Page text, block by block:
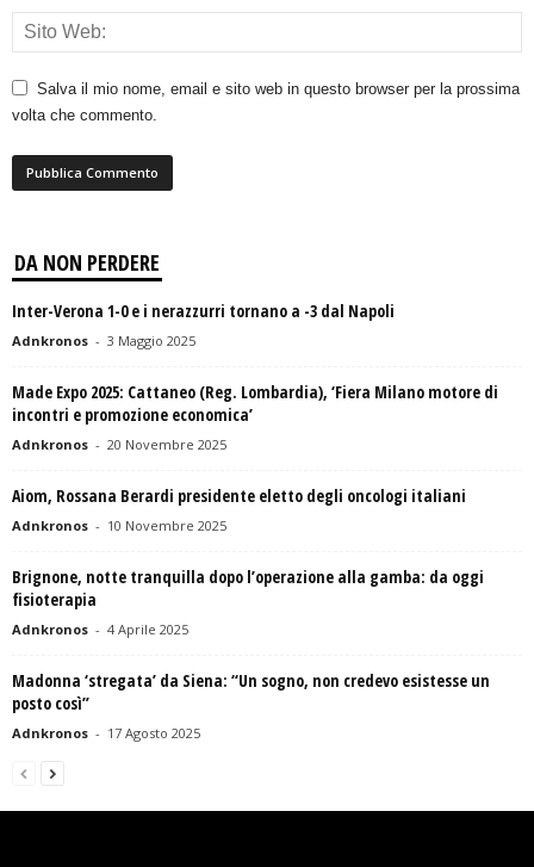
Salva il mio nome, email e sito web in questo browser per la prossima
volta che commento.
DA NON PERDERE
Inter-Verona 1-0 e i nerazzurri tornano a -3 dal Napoli
Adnkronos - 3 Maggio 2025
Made Expo 2025: Cattaneo (Reg. Lombardia), ‘Fiera Milano motore di
incontri e promozione economica’
Adnkronos - 20 Novembre 2025
Aiom, Rossana Berardi presidente eletto degli oncologi italiani
Adnkronos - 10 Novembre 2025
Brignone, notte tranquilla dopo l’operazione alla gamba: da oggi
fisioterapia
Adnkronos - 4 Aprile 2025
Madonna ‘stregata’ da Siena: “Un sogno, non credevo esistesse un
posto così”
Adnkronos - 17 Agosto 2025